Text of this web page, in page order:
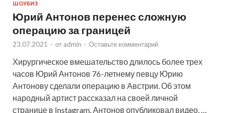
ШОУБИЗ
Юрий Антонов перенес сложную
операцию за границей
23.07.2021 - от admin - Оставьте комментарий
Хирургическое вмешательство длилось более трех
часов Юрий Антонов 76-летнему певцу Юрию
Антонову сделали операцию в Австрии. Об этом
народный артист рассказал на своей личной
странице в Instagram. Антонов опубликовал видео, …